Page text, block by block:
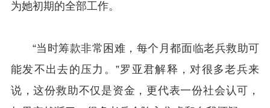
为她初期的全部工作。
“当时筹款非常困难，每个月都面临老兵救助可
能发不出去的压力。”罗亚君解释，对很多老兵来
说，这份救助不仅是资金，更代表一份社会认可，